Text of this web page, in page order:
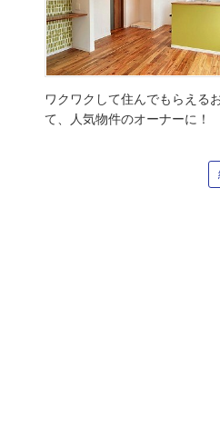
ワクワクして住んでもらえる
て、人気物件のオーナーに！